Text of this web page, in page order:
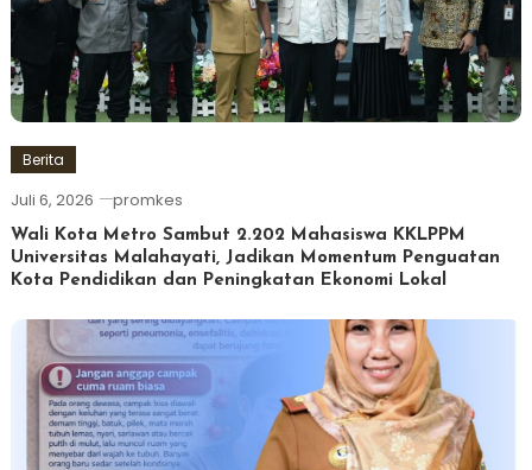
Berita
Juli 6, 2026 promkes
Wali Kota Metro Sambut 2.202 Mahasiswa KKLPPM
Universitas Malahayati, Jadikan Momentum Penguatan
Kota Pendidikan dan Peningkatan Ekonomi Lokal